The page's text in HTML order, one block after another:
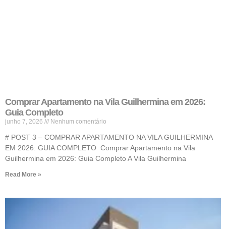
Comprar Apartamento na Vila Guilhermina em 2026:
Guia Completo
junho 7, 2026 Nenhum comentário
# POST 3 – COMPRAR APARTAMENTO NA VILA GUILHERMINA
EM 2026: GUIA COMPLETO Comprar Apartamento na Vila
Guilhermina em 2026: Guia Completo A Vila Guilhermina
Read More »